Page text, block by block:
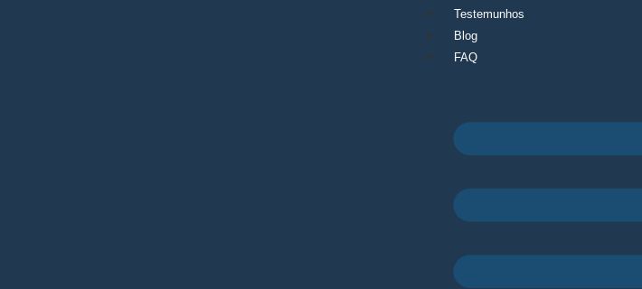
Testemunhos
Blog
FAQ